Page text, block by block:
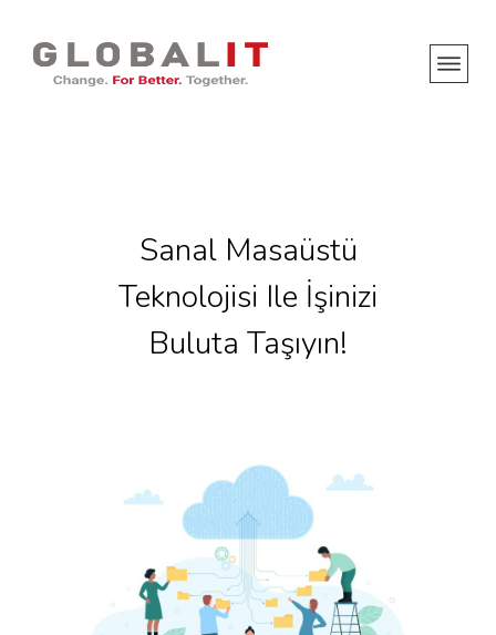
Sanal Masaüstü
Teknolojisi Ile İşinizi
Buluta Taşıyın!